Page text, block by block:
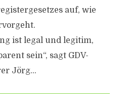
auf, wie
ist legal und legitim,
sein“, sagt GDV-
Jörg...